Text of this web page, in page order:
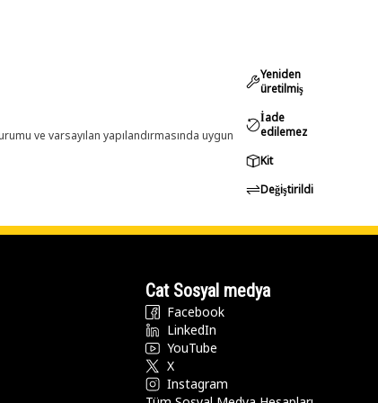
ve varsayılan yapılandırmasında uygun
Yeniden
üretilmiş
İade
edilemez
Kit
Değiştirildi
Cat Sosyal medya
Facebook
LinkedIn
YouTube
X
Instagram